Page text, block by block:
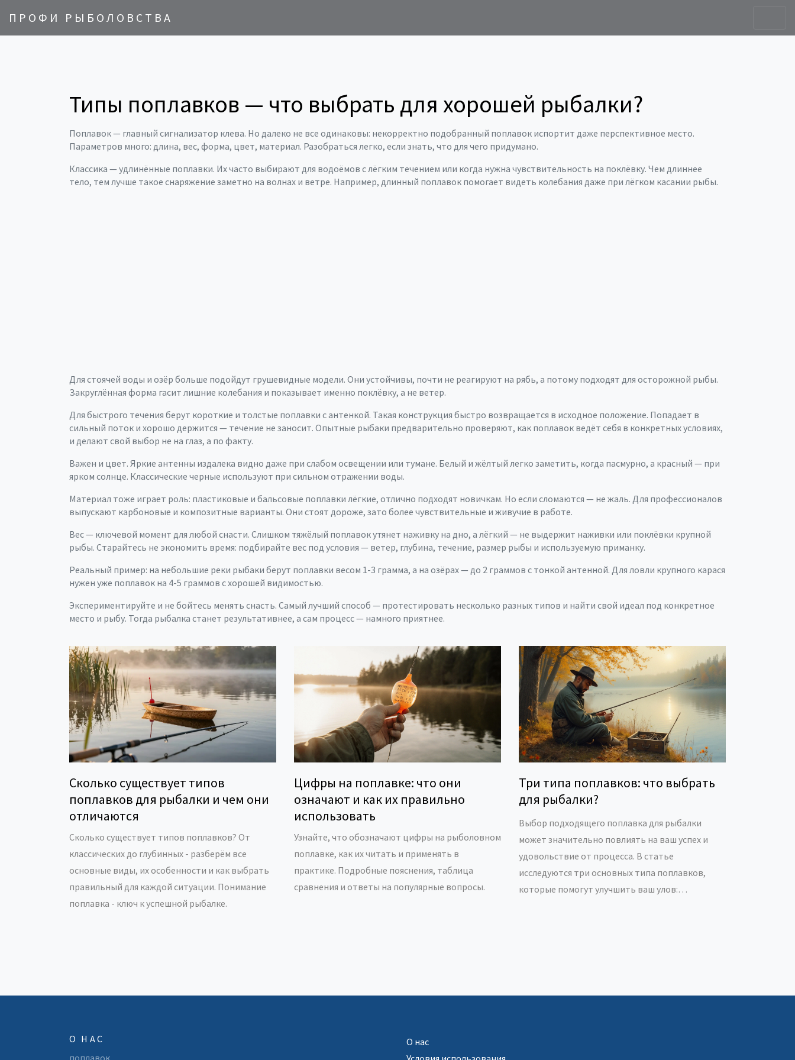
ПРОФИ РЫБОЛОВСТВА
Типы поплавков — что выбрать для хорошей рыбалки?
Поплавок — главный сигнализатор клева. Но далеко не все одинаковы: некорректно подобранный поплавок испортит даже перспективное место.
Параметров много: длина, вес, форма, цвет, материал. Разобраться легко, если знать, что для чего придумано.
Классика — удлинённые поплавки. Их часто выбирают для водоёмов с лёгким течением или когда нужна чувствительность на поклёвку. Чем длиннее
тело, тем лучше такое снаряжение заметно на волнах и ветре. Например, длинный поплавок помогает видеть колебания даже при лёгком касании рыбы.
Для стоячей воды и озёр больше подойдут грушевидные модели. Они устойчивы, почти не реагируют на рябь, а потому подходят для осторожной рыбы.
Закруглённая форма гасит лишние колебания и показывает именно поклёвку, а не ветер.
Для быстрого течения берут короткие и толстые поплавки с антенкой. Такая конструкция быстро возвращается в исходное положение. Попадает в
сильный поток и хорошо держится — течение не заносит. Опытные рыбаки предварительно проверяют, как поплавок ведёт себя в конкретных условиях,
и делают свой выбор не на глаз, а по факту.
Важен и цвет. Яркие антенны издалека видно даже при слабом освещении или тумане. Белый и жёлтый легко заметить, когда пасмурно, а красный — при
ярком солнце. Классические черные используют при сильном отражении воды.
Материал тоже играет роль: пластиковые и бальсовые поплавки лёгкие, отлично подходят новичкам. Но если сломаются — не жаль. Для профессионалов
выпускают карбоновые и композитные варианты. Они стоят дороже, зато более чувствительные и живучие в работе.
Вес — ключевой момент для любой снасти. Слишком тяжёлый поплавок утянет наживку на дно, а лёгкий — не выдержит наживки или поклёвки крупной
рыбы. Старайтесь не экономить время: подбирайте вес под условия — ветер, глубина, течение, размер рыбы и используемую приманку.
Реальный пример: на небольшие реки рыбаки берут поплавки весом 1-3 грамма, а на озёрах — до 2 граммов с тонкой антенной. Для ловли крупного карася
нужен уже поплавок на 4-5 граммов с хорошей видимостью.
Экспериментируйте и не бойтесь менять снасть. Самый лучший способ — протестировать несколько разных типов и найти свой идеал под конкретное
место и рыбу. Тогда рыбалка станет результативнее, а сам процесс — намного приятнее.
Сколько существует типов
поплавков для рыбалки и чем они
отличаются
Сколько существует типов поплавков? От
классических до глубинных - разберём все
основные виды, их особенности и как выбрать
правильный для каждой ситуации. Понимание
поплавка - ключ к успешной рыбалке.
Цифры на поплавке: что они
означают и как их правильно
использовать
Узнайте, что обозначают цифры на рыболовном
поплавке, как их читать и применять в
практике. Подробные пояснения, таблица
сравнения и ответы на популярные вопросы.
Три типа поплавков: что выбрать
для рыбалки?
Выбор подходящего поплавка для рыбалки
может значительно повлиять на ваш успех и
удовольствие от процесса. В статье
исследуются три основных типа поплавков,
которые помогут улучшить ваш улов:
О НАС
поплавок
О нас